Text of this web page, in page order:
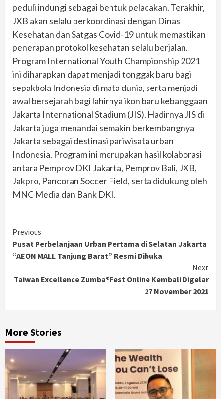
pedulilindungi sebagai bentuk pelacakan. Terakhir,
JXB akan selalu berkoordinasi dengan Dinas
Kesehatan dan Satgas Covid-19 untuk memastikan
penerapan protokol kesehatan selalu berjalan.
Program International Youth Championship 2021
ini diharapkan dapat menjadi tonggak baru bagi
sepakbola Indonesia di mata dunia, serta menjadi
awal bersejarah bagi lahirnya ikon baru kebanggaan
Jakarta International Stadium (JIS). Hadirnya JIS di
Jakarta juga menandai semakin berkembangnya
Jakarta sebagai destinasi pariwisata urban
Indonesia. Program ini merupakan hasil kolaborasi
antara Pemprov DKI Jakarta, Pemprov Bali, JXB,
Jakpro, Pancoran Soccer Field, serta didukung oleh
MNC Media dan Bank DKI.
Continue
Reading
Previous
Pusat Perbelanjaan Urban Pertama di Selatan Jakarta
“AEON MALL Tanjung Barat” Resmi Dibuka
Next
Taiwan Excellence Zumba®Fest Online Kembali Digelar
27 November 2021
More Stories